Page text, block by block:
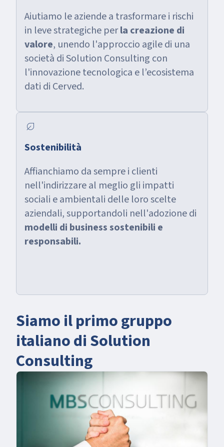
Aiutiamo le aziende a trasformare i rischi
in leve strategiche perla creazione di
valore, unendo l'approccio agile di una
società di Solution Consulting con
l'innovazione tecnologica e l’ecosistema
dati di Cerved.
nest_eco_leaf
Sostenibilità
Affianchiamo da sempre i clienti
nell'indirizzare al meglio gli impatti
sociali e ambientali delle loro scelte
aziendali, supportandoli nell'adozione di
modelli di business sostenibili e
responsabili.
Siamo il primo gruppo
italiano di Solution
Consulting